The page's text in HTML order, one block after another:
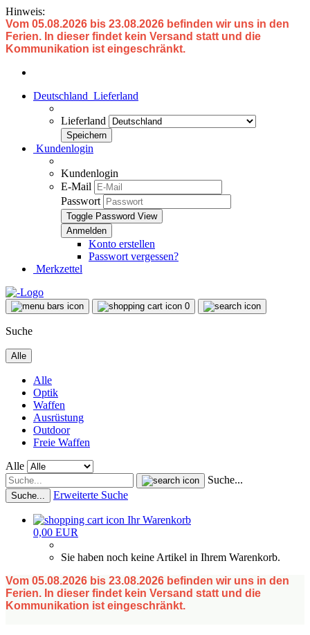
Hinweis:
Vom 05.08.2026 bis 23.08.2026 befinden wir uns in den
Ferien. In dieser findet kein Versand statt und die
Kommunikation ist eingeschränkt.
Deutschland Lieferland
Lieferland
Kundenlogin
Kundenlogin
E-Mail
Passwort
Toggle Password View
Konto erstellen
Passwort vergessen?
Merkzettel
0
Suche
Alle
Alle
Optik
Waffen
Ausrüstung
Outdoor
Freie Waffen
Alle
Suche...
Suche... Erweiterte Suche
Ihr Warenkorb
0,00 EUR
Sie haben noch keine Artikel in Ihrem Warenkorb.
Vom 05.08.2026 bis 23.08.2026 befinden wir uns in den
Ferien. In dieser findet kein Versand statt und die
Kommunikation ist eingeschränkt.